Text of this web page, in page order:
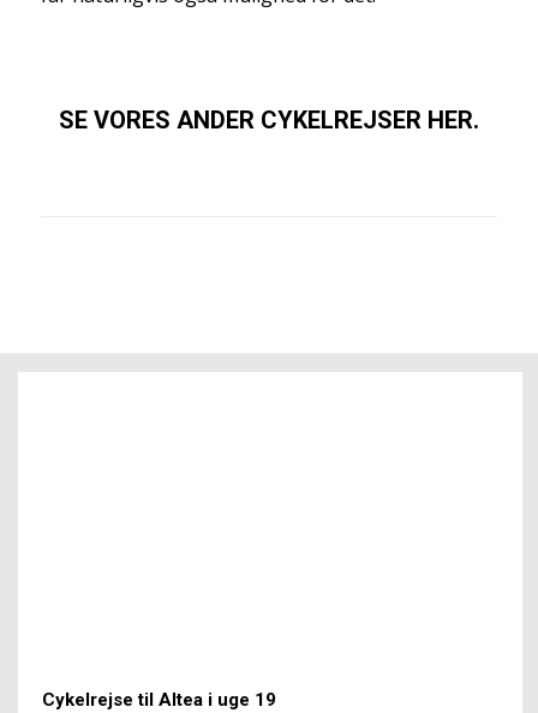
SE VORES ANDER CYKELREJSER HER.
Cykelrejse til Altea i uge 19